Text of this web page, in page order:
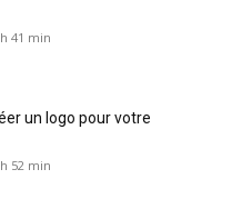
41 min
un logo pour votre
52 min